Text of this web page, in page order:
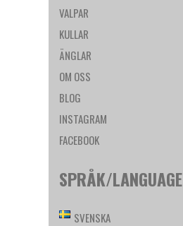
VALPAR
KULLAR
ÄNGLAR
OM OSS
BLOG
INSTAGRAM
FACEBOOK
SPRÅK/LANGUAGE
SVENSKA